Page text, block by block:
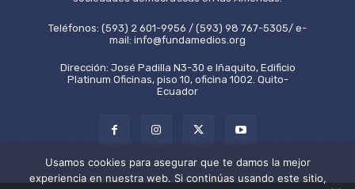
Teléfonos: (593) 2 601-9956 / (593) 98 767-5305/ e-
mail: info@fundamedios.org
Dirección: José Padilla N3-30 e Iñaquito, Edificio
Platinum Oficinas, piso 10, oficina 1002. Quito-
Ecuador
Usamos cookies para asegurar que te damos la mejor
experiencia en nuestra web. Si continúas usando este sitio,